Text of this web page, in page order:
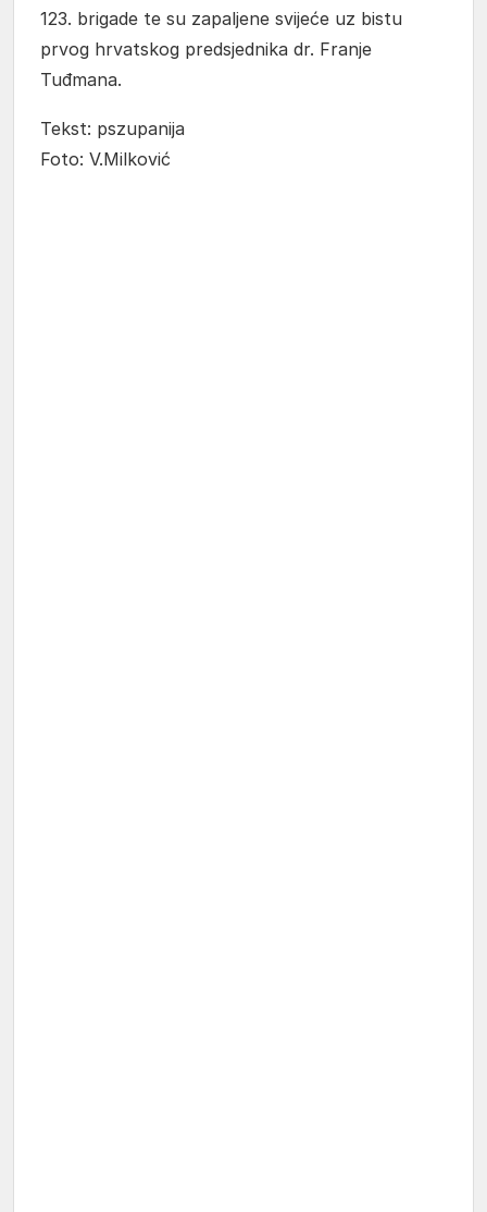
123. brigade te su zapaljene svijeće uz bistu
prvog hrvatskog predsjednika dr. Franje
Tuđmana.
Tekst: pszupanija
Foto: V.Milković